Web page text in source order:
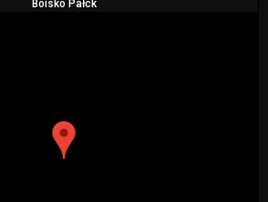
Boisko Pałck